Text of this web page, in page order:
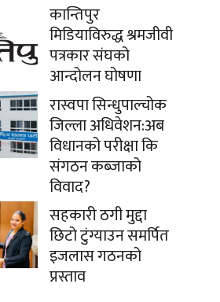
कान्तिपुर
मिडियाविरुद्ध श्रमजीवी
पत्रकार संघको
आन्दोलन घोषणा
रास्वपा सिन्धुपाल्चोक
जिल्ला अधिवेशन:अब
विधानको परीक्षा कि
संगठन कब्जाको
विवाद?
सहकारी ठगी मुद्दा
छिटो टुंग्याउन समर्पित
इजलास गठनको
प्रस्ताव